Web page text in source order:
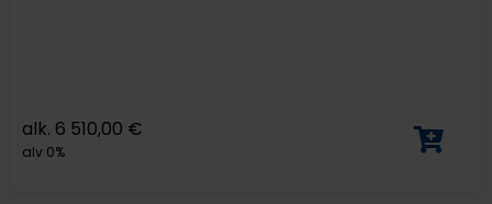
alk. 6 510,00 €
alv 0%